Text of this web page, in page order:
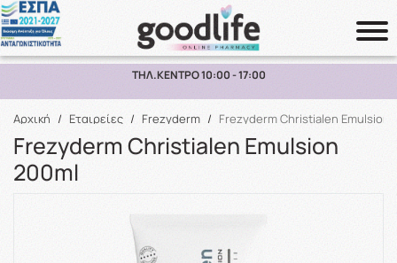
Αναζήτηση
ΠΑΡΑΛΑΒΗ ΑΠΟ ΤΟ ΚΑΤΑΣΤΗΜΑ ΑΝΩ ΤΩΝ 10€
Αρχική / Εταιρείες / Frezyderm / Frezyderm Christialen Emulsion
Frezyderm Christialen Emulsion
200ml